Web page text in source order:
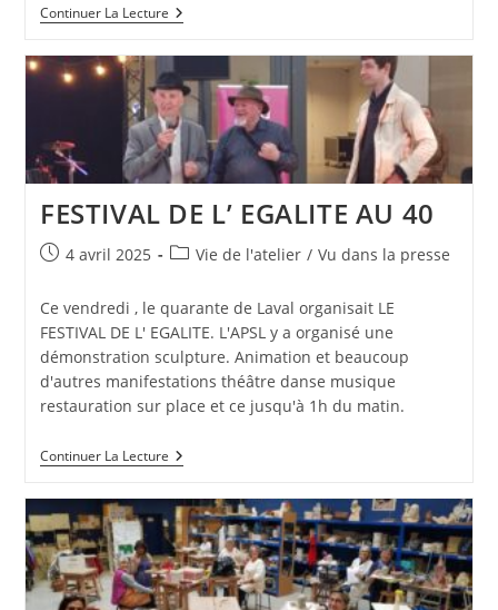
Continuer La LectureRAKU
FESTIVAL DE L’ EGALITE AU 40
Publication
4 avril 2025
PostVie de l'atelier / Vu dans la presse
Ce vendredi , le quarante de Laval organisait LE
FESTIVAL DE L' EGALITE. L'APSL y a organisé une
démonstration sculpture. Animation et beaucoup
d'autres manifestations théâtre danse musique
restauration sur place et ce jusqu'à 1h du matin.
Continuer La LectureFESTIVAL
DE
EGALITE
AU
40